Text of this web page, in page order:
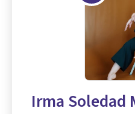
Irma Soledad